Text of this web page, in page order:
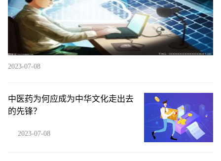
2023-07-08
中医药为何应成为中华文化走出去
的先锋？
2023-07-08